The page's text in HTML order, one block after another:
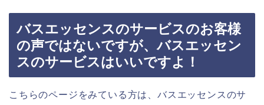
バスエッセンスのサービスのお客様
の声ではないですが、バスエッセン
スのサービスはいいですよ！
こちらのページをみている方は、バスエッセンスのサ